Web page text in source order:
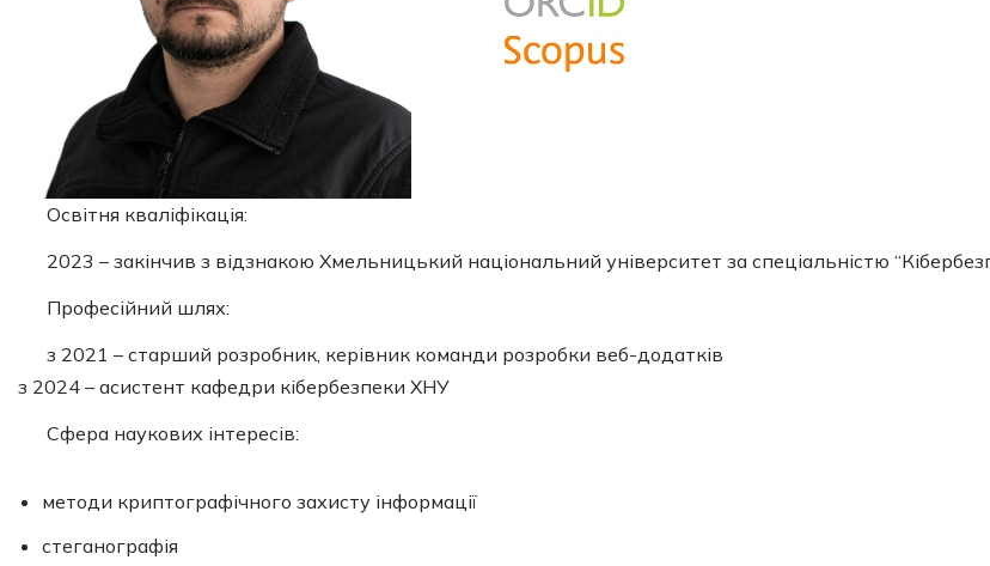
Освітня кваліфікація:
2023 – закінчив з відзнакою Хмельницький національний університет за спеціальністю
Професійний шлях:
з 2021 – старший розробник, керівник команди розробки веб-додатків
з 2024 – асистент кафедри кібербезпеки ХНУ
Сфера наукових інтересів:
методи криптографічного захисту інформації
стеганографія